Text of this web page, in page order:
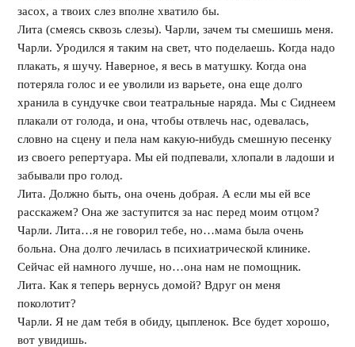
засох, а твоих слез вполне хватило бы.
Лита (смеясь сквозь слезы). Чарли, зачем ты смешишь меня.
Чарли. Уродился я таким на свет, что поделаешь. Когда надо
плакать, я шучу. Наверное, я весь в матушку. Когда она
потеряла голос и ее уволили из варьете, она еще долго
хранила в сундучке свои театральные наряда. Мы с Сиднеем
плакали от голода, и она, чтобы отвлечь нас, одевалась,
словно на сцену и пела нам какую-нибудь смешную песенку
из своего репертуара. Мы ей подпевали, хлопали в ладоши и
забывали про голод.
Лита. Должно быть, она очень добрая. А если мы ей все
расскажем? Она же заступится за нас перед моим отцом?
Чарли. Лита…я не говорил тебе, но…мама была очень
больна. Она долго лечилась в психиатрической клинике.
Сейчас ей намного лучше, но…она нам не помощник.
Лита. Как я теперь вернусь домой? Вдруг он меня
поколотит?
Чарли. Я не дам тебя в обиду, цыпленок. Все будет хорошо,
вот увидишь.